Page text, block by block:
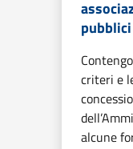
criteri e
alcune